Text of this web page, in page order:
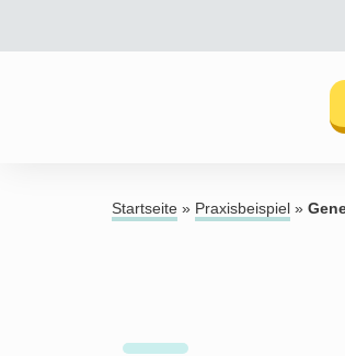
Startseite » Praxisbeispiel »